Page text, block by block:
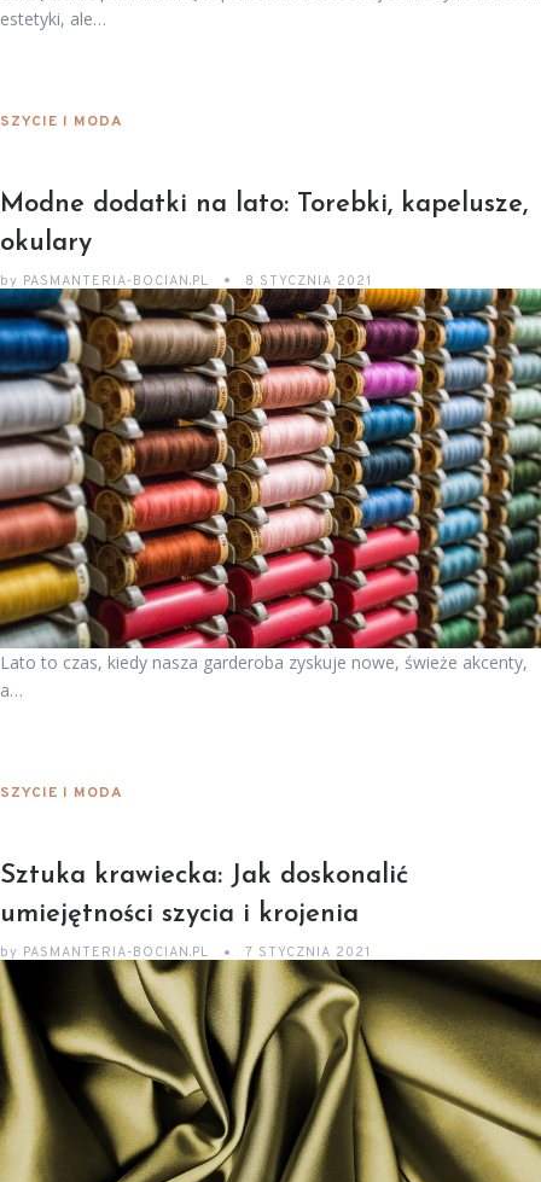
estetyki, ale…
SZYCIE I MODA
Modne dodatki na lato: Torebki, kapelusze,
okulary
by PASMANTERIA-BOCIAN.PL 8 STYCZNIA 2021
Lato to czas, kiedy nasza garderoba zyskuje nowe, świeże akcenty,
a…
SZYCIE I MODA
Sztuka krawiecka: Jak doskonalić
umiejętności szycia i krojenia
by PASMANTERIA-BOCIAN.PL 7 STYCZNIA 2021